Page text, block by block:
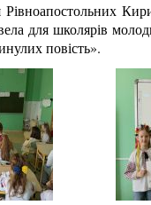
для школярів
повість».